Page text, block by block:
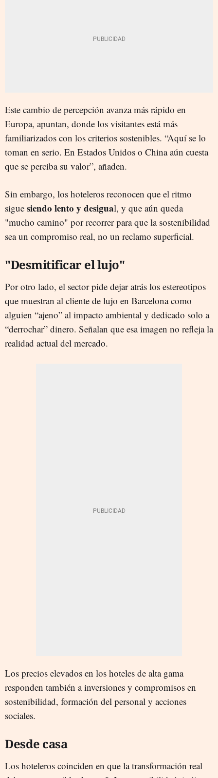
Este cambio de percepción avanza más rápido en
Europa, apuntan, donde los visitantes está más
familiarizados con los criterios sostenibles. “Aquí se lo
toman en serio. En Estados Unidos o China aún cuesta
que se perciba su valor”, añaden.
Sin embargo, los hoteleros reconocen que el ritmo
sigue siendo lento y desigual, y que aún queda
"mucho camino" por recorrer para que la sostenibilidad
sea un compromiso real, no un reclamo superficial.
"Desmitificar el lujo"
Por otro lado, el sector pide dejar atrás los estereotipos
que muestran al cliente de lujo en Barcelona como
alguien “ajeno” al impacto ambiental y dedicado solo a
“derrochar” dinero. Señalan que esa imagen no refleja la
realidad actual del mercado.
Los precios elevados en los hoteles de alta gama
responden también a inversiones y compromisos en
sostenibilidad, formación del personal y acciones
sociales.
Desde casa
Los hoteleros coinciden en que la transformación real